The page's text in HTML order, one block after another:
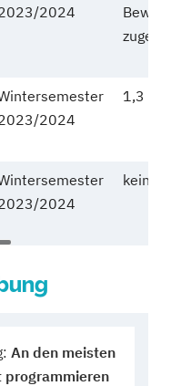
2024
2024
1,3
2024
kein
An den meisten
programmieren